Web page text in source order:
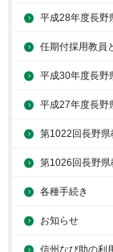
平成28年度長野
任期付採用教員
平成30年度長野
平成27年度長野
第1022回長野
第1026回長野
各種手続き
お知らせ